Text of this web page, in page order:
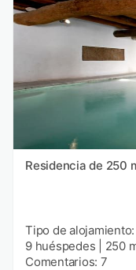
Residencia de 250
Tipo de alojamiento:
9 huéspedes
250
Comentarios: 7